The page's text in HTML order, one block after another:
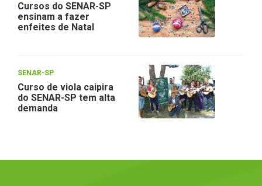
Cursos do SENAR-SP
ensinam a fazer
enfeites de Natal
SENAR-SP
Curso de viola caipira
do SENAR-SP tem alta
demanda